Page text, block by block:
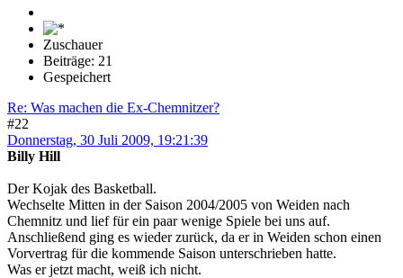
Zuschauer
Beiträge: 21
Gespeichert
Re: Was machen die Ex-Chemnitzer?
#22
Donnerstag, 30 Juli 2009, 19:21:39
Billy Hill
Der Kojak des Basketball.
Wechselte Mitten in der Saison 2004/2005 von Weiden nach
Chemnitz und lief für ein paar wenige Spiele bei uns auf.
Anschließend ging es wieder zurück, da er in Weiden schon einen
Vorvertrag für die kommende Saison unterschrieben hatte.
Was er jetzt macht, weiß ich nicht.